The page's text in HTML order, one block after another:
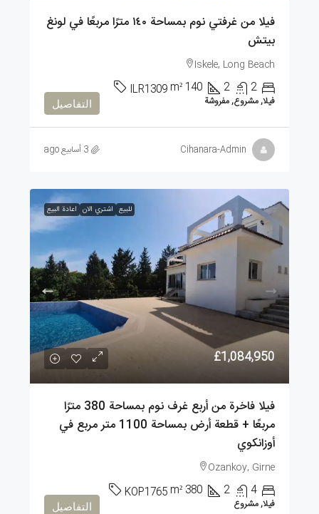
فيلا من غرفتي نوم بمساحة ١٤٠ مترًا مربعًا في لونغ
بيتش
Iskele, Long Beach
2
2
140
m²
ILR1309
فيلا, مشروع, مفروشة التفاصيل
Cihanara-Admin 3 أسابيع ago
للبيع اشتري الان اعادة البيع
£1,084,950
فيلا فاخرة من أربع غرف نوم بمساحة 380 مترًا
مربعًا + قطعة أرض بمساحة 1100 متر مربع في
أوزانكوي
Ozankoy, Girne
4
2
380
m²
KOP1765
فيلا, مشروع التفاصيل